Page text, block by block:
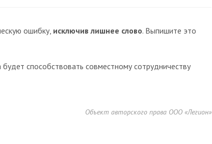
ошибку, исключив лишнее слово. Выпишите это
способствовать совместному сотрудничеству
Объект авторского права ООО «Легион»